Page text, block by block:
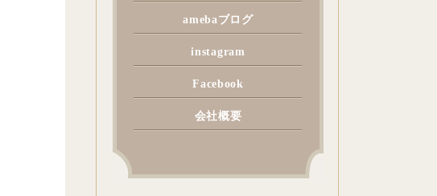
amebaブログ
instagram
Facebook
会社概要